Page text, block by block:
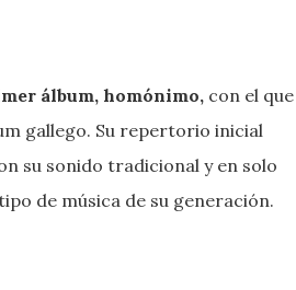
álbum, homónimo, con el que
gallego. Su repertorio inicial
su sonido tradicional y en solo
de música de su generación.